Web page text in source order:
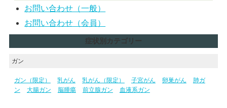
お問い合わせ（一般）
お問い合わせ（会員）
症状別カテゴリー
ガン
ガン（限定） 乳がん 乳がん（限定） 子宮がん 卵巣がん
肺ガ
ン
大腸ガン 脳腫瘍 前立腺ガン 血液系ガン